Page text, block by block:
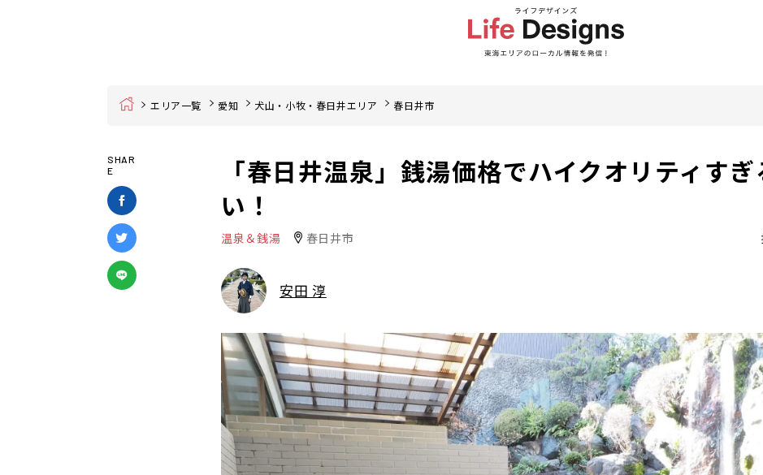
Home エリア一覧 愛知 犬山・小牧・春日井エリア 春日井市
SHAR
E
「春日井温泉」銭湯価格でハイクオリティす
い！
温泉＆銭湯 春日井市
安田 淳